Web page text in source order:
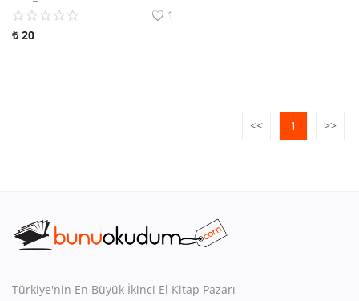
Kitaplığım
Destek Merkezi
1
₺ 20
<< 1 >>
Türkiye'nin En Büyük İkinci El Kitap Pazarı